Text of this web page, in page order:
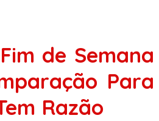
de Semana
Para
Razão